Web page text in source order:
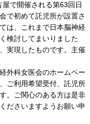
で開催される第63回日
で初めて託児所が設置さ
は、これまで日本脳神経
検討してまいりました
実現したものです。主催
外科女医会のホームペー
ご利用希望受付、託児所
。ご関心のある方は是非
ださいますようお願い申